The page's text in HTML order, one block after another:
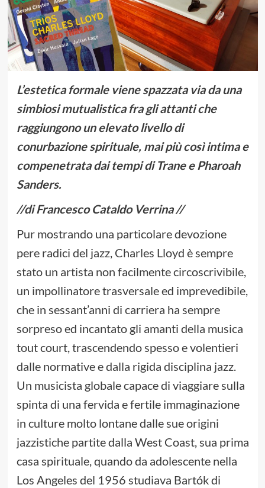
L’estetica formale viene spazzata via da una
simbiosi mutualistica fra gli attanti che
raggiungono un elevato livello di
conurbazione spirituale, mai più così intima e
compenetrata dai tempi di Trane e Pharoah
Sanders.
//di Francesco Cataldo Verrina //
Pur mostrando una particolare devozione
pere radici del jazz, Charles Lloyd è sempre
stato un artista non facilmente circoscrivibile,
un impollinatore trasversale ed imprevedibile,
che in sessant’anni di carriera ha sempre
sorpreso ed incantato gli amanti della musica
tout court, trascendendo spesso e volentieri
dalle normative e dalla rigida disciplina jazz.
Un musicista globale capace di viaggiare sulla
spinta di una fervida e fertile immaginazione
in culture molto lontane dalle sue origini
jazzistiche partite dalla West Coast, sua prima
casa spirituale, quando da adolescente nella
Los Angeles del 1956 studiava Bartók di